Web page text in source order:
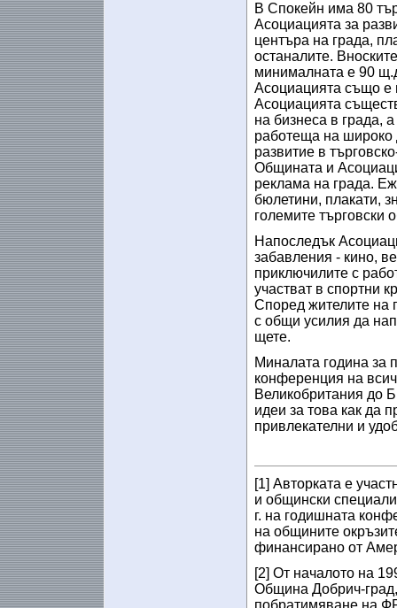
В Спокейн има 80
Асоциацията за
центъра на града,
останалите.
минималната е 90
Асоциацията също е
Асоциацията
на бизнеса в града,
работеща на широко
развитие в
Общината и
реклама на града.
бюлетини, плакати,
големите търговски
Напоследък
забавления - кино,
приключилите с
участват в спортни
Според жителите на
с общи усилия да
щете.
Миналата година за
конференция на
Великобритания до
идеи за това как да
привлекателни и
[1] Авторката е
и общински
г. на годишната
на общините
финансирано от
[2] От началото на
Община Добрич-
побратимяване на